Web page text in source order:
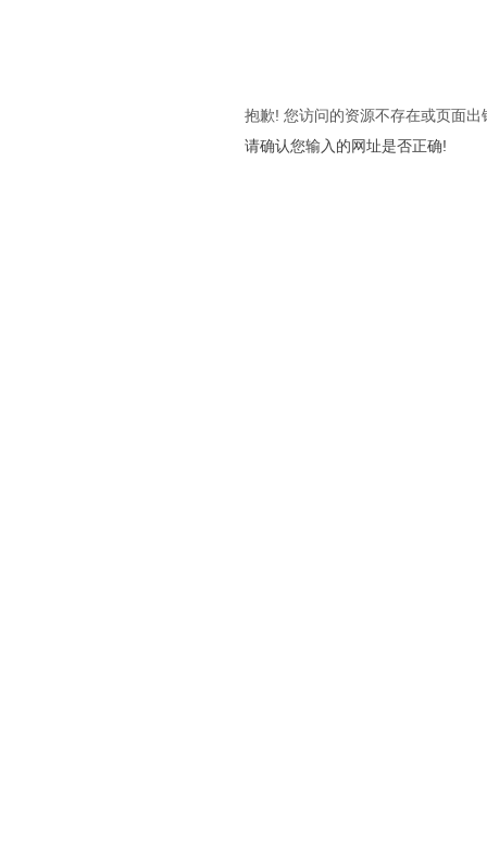
抱歉! 您访问的资源不存在或页面出
请确认您输入的网址是否正确!